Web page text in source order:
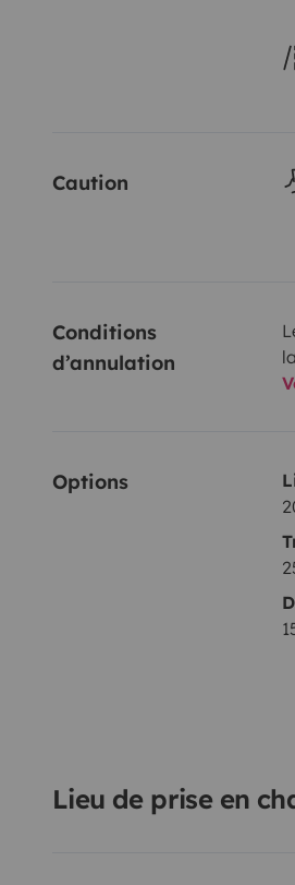
Caution
Conditions
d’annulation
Options
Lieu de prise en